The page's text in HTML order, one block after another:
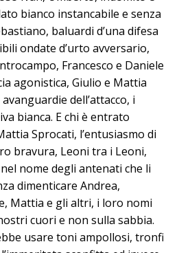
bianco instancabile e senza
baluardi d’una difesa
ondate d’urto avversario,
Francesco e Daniele
agonistica, Giulio e Mattia
dell’attacco, i
bianca. E chi è entrato
Sprocati, l’entusiasmo di
bravura, Leoni tra i Leoni,
nome degli antenati che li
dimenticare Andrea,
Mattia e gli altri, i loro nomi
cuori e non sulla sabbia.
usare toni ampollosi, tronfi